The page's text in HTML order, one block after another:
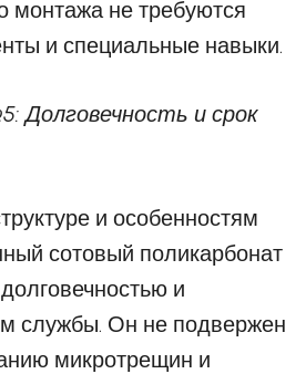
монтажа не требуются
и специальные навыки.
Долговечность и срок
и особенностям
сотовый поликарбонат
и
службы. Он не подвержен
микротрещин и